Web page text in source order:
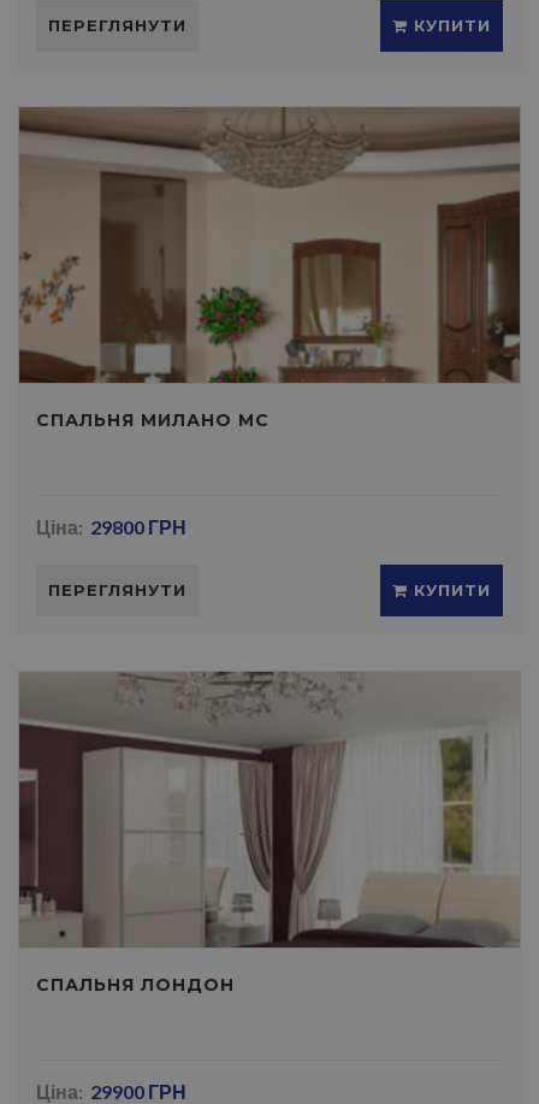
ПЕРЕГЛЯНУТИ КУПИТИ
СПАЛЬНЯ МИЛАНО МС
Ціна: 29800 ГРН
ПЕРЕГЛЯНУТИ КУПИТИ
СПАЛЬНЯ ЛОНДОН
Ціна: 29900 ГРН